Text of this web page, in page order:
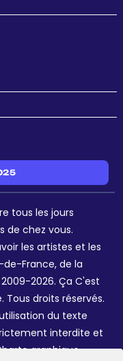
tous les jours
de chez vous.
les artistes et les
France, de la
2026. Ça C'est
Tous droits réservés.
du texte
interdite et
graphique